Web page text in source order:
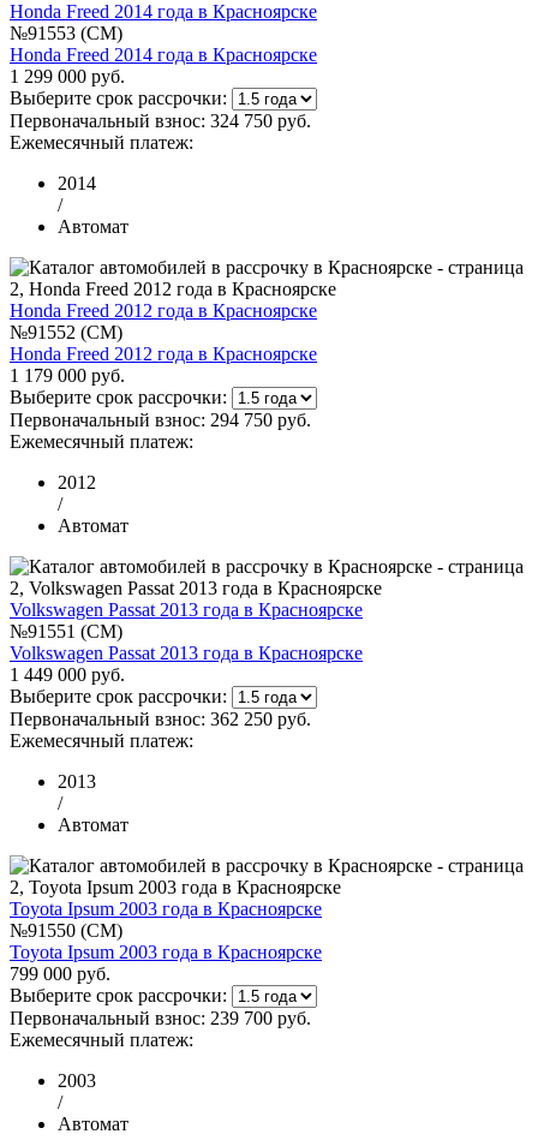
Honda Freed 2014 года в Красноярске
№91553 (CM)
Honda Freed 2014 года в Красноярске
1 299 000 руб.
Выберите срок рассрочки:
Первоначальный взнос: 324 750 руб.
Ежемесячный платеж:
2014
/
Автомат
Honda Freed 2012 года в Красноярске
№91552 (CM)
Honda Freed 2012 года в Красноярске
1 179 000 руб.
Выберите срок рассрочки:
Первоначальный взнос: 294 750 руб.
Ежемесячный платеж:
2012
/
Автомат
Volkswagen Passat 2013 года в Красноярске
№91551 (CM)
Volkswagen Passat 2013 года в Красноярске
1 449 000 руб.
Выберите срок рассрочки:
Первоначальный взнос: 362 250 руб.
Ежемесячный платеж:
2013
/
Автомат
Toyota Ipsum 2003 года в Красноярске
№91550 (CM)
Toyota Ipsum 2003 года в Красноярске
799 000 руб.
Выберите срок рассрочки:
Первоначальный взнос: 239 700 руб.
Ежемесячный платеж:
2003
/
Автомат